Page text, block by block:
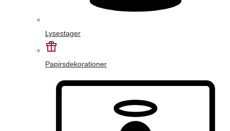
Lysestager
Papirsdekorationer